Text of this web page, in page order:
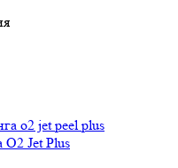
O2 Jet Plus